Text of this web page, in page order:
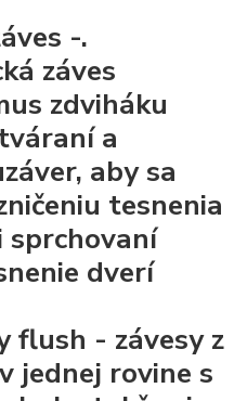
-.
záves
zdviháku
a
aby sa
tesnenia
sprchovaní
dverí
flush - závesy z
jednej rovine s